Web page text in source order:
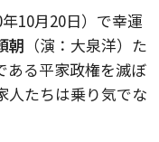
10月20日）で幸運
朝 （演：大泉洋）た
ある平家政権を滅ぼ
人たちは乗り気でな